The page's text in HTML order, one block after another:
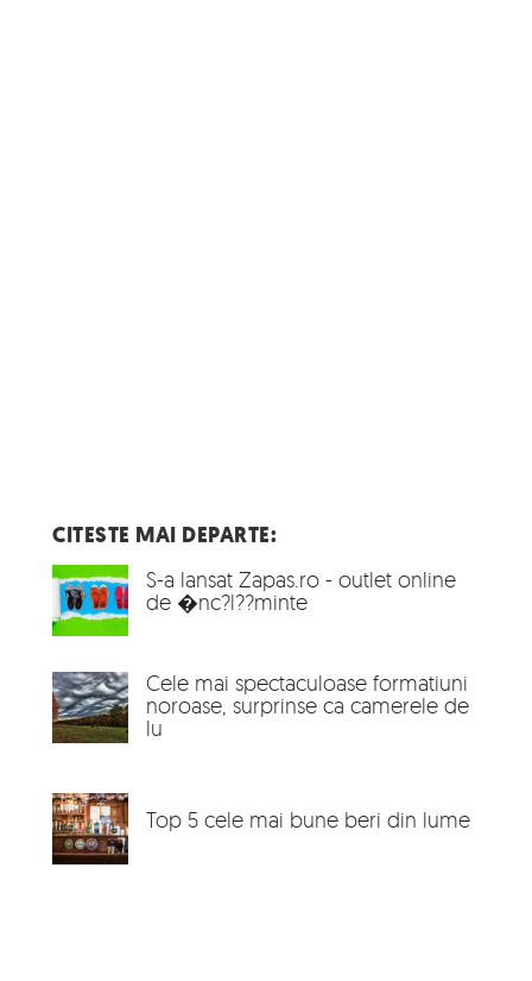
CITESTE MAI DEPARTE:
S-a lansat Zapas.ro - outlet online
de �nc?l??minte
Cele mai spectaculoase formatiuni
noroase, surprinse ca camerele de
lu
Top 5 cele mai bune beri din lume